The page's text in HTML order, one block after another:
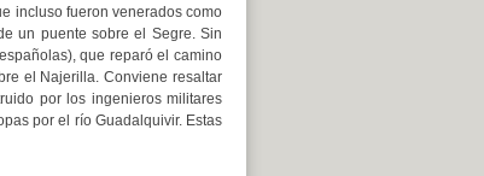
incluso fueron venerados como
un puente sobre el Segre. Sin
que reparó el camino
el Najerilla.Conviene resaltar
por los ingenieros militares
por el río Guadalquivir.Estas